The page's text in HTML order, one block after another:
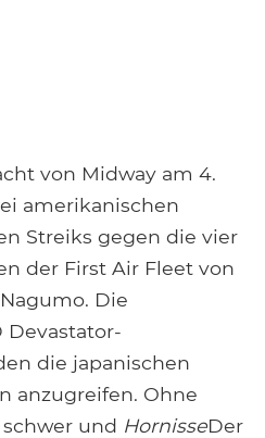
von Midway am 4.
amerikanischen
Streiks gegen die vier
der First Air Fleet von
Die
Devastator-
die japanischen
anzugreifen. Ohne
und HornisseDer